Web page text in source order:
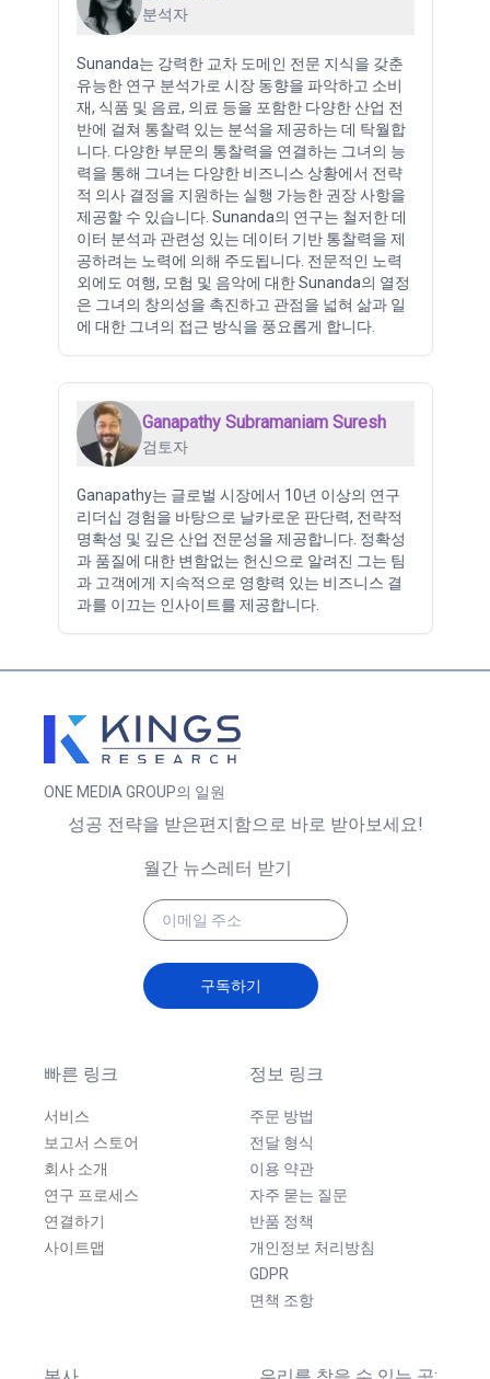
분석자
Sunanda는 강력한 교차 도메인 전문 지식을 갖춘
유능한 연구 분석가로 시장 동향을 파악하고 소비
재, 식품 및 음료, 의료 등을 포함한 다양한 산업 전
반에 걸쳐 통찰력 있는 분석을 제공하는 데 탁월합
니다. 다양한 부문의 통찰력을 연결하는 그녀의 능
력을 통해 그녀는 다양한 비즈니스 상황에서 전략
적 의사 결정을 지원하는 실행 가능한 권장 사항을
제공할 수 있습니다. Sunanda의 연구는 철저한 데
이터 분석과 관련성 있는 데이터 기반 통찰력을 제
공하려는 노력에 의해 주도됩니다. 전문적인 노력
외에도 여행, 모험 및 음악에 대한 Sunanda의 열정
은 그녀의 창의성을 촉진하고 관점을 넓혀 삶과 일
에 대한 그녀의 접근 방식을 풍요롭게 합니다.
Ganapathy Subramaniam Suresh
검토자
Ganapathy는 글로벌 시장에서 10년 이상의 연구
리더십 경험을 바탕으로 날카로운 판단력, 전략적
명확성 및 깊은 산업 전문성을 제공합니다. 정확성
과 품질에 대한 변함없는 헌신으로 알려진 그는 팀
과 고객에게 지속적으로 영향력 있는 비즈니스 결
과를 이끄는 인사이트를 제공합니다.
ONE MEDIA GROUP의 일원
빠른 링크
서비스
보고서 스토어
회사 소개
연구 프로세스
연결하기
사이트맵
정보 링크
주문 방법
전달 형식
이용 약관
자주 묻는 질문
반품 정책
개인정보 처리방침
GDPR
면책 조항
성공 전략을 받은편지함으로 바로 받아보세요!
월간 뉴스레터 받기
구독하기